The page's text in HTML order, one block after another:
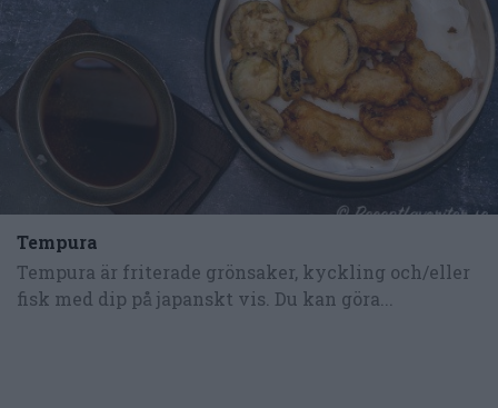
Tempura
Tempura är friterade grönsaker, kyckling och/eller
fisk med dip på japanskt vis. Du kan göra...